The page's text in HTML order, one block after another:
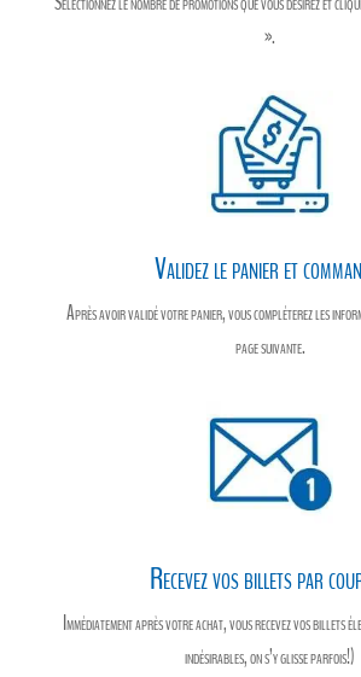
».
Validez le panier et
Après avoir validé votre panier, vous compléterez les
page suivante.
Recevez vos billets par
Immédiatement après votre achat, vous recevez vos billets
indésirables, on s’y glisse parfois!)